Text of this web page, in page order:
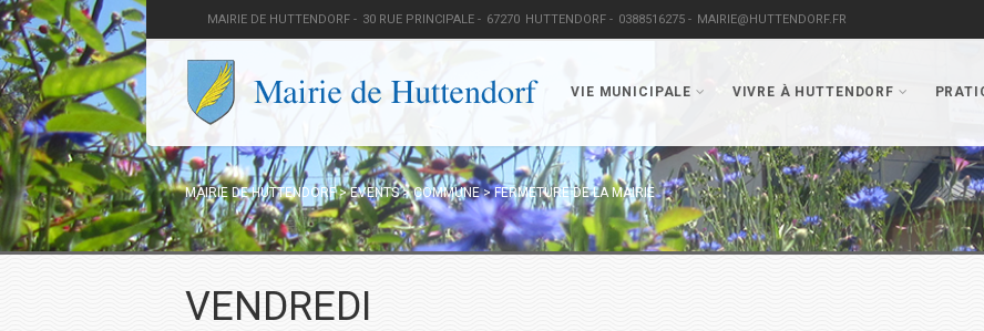
MAIRIE DE HUTTENDORF - 30 RUE PRINCIPALE - 67270 HUTTENDORF - 0388516275 - MAIRIE@HUTTENDORF.FR
VIE MUNICIPALE VIVRE À HUTTENDORF
MAIRIE DE HUTTENDORF>EVENTS>COMMUNE>FERMETURE DE LA MAIRIE
VENDREDI